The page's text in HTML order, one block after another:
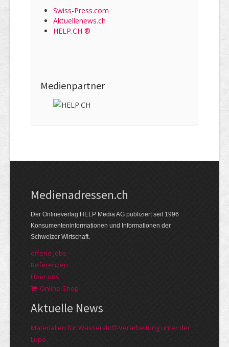
Swiss-Press.com
Aktuellenews.ch
HELP.CH ®
Medienpartner
Medienadressen.ch
Der Onlineverlag HELP Media AG publiziert seit 1996
Konsumenteninformationen und Informationen der
Schweizer Wirtschaft.
offene Jobs
Referenzen
Über uns
Online-Shop
Aktuelle News
Materialien für Wasserstoff-Verarbeitung unter der
Lupe